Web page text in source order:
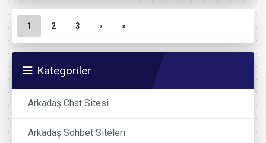
Sayfa gezinme
Geçerli Sayfa
1 Sayfa
2 Sayfa
3 › »
Kategoriler
Arkadaş Chat Sitesi
Arkadaş Sohbet Siteleri